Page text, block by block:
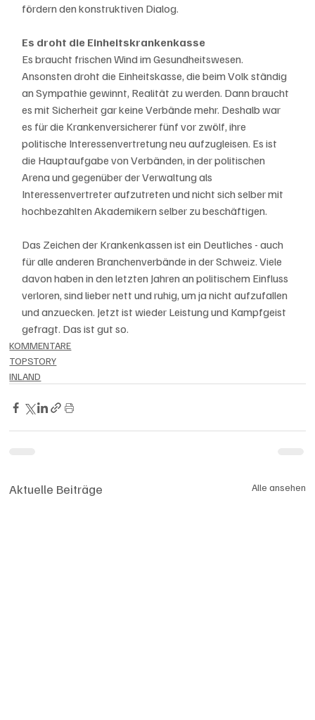
fördern den konstruktiven Dialog.
Es droht die Einheitskrankenkasse
Es braucht frischen Wind im Gesundheitswesen.
Ansonsten droht die Einheitskasse, die beim Volk ständig
an Sympathie gewinnt, Realität zu werden. Dann braucht
es mit Sicherheit gar keine Verbände mehr. Deshalb war
es für die Krankenversicherer fünf vor zwölf, ihre
politische Interessenvertretung neu aufzugleisen. Es ist
die Hauptaufgabe von Verbänden, in der politischen
Arena und gegenüber der Verwaltung als
Interessenvertreter aufzutreten und nicht sich selber mit
hochbezahlten Akademikern selber zu beschäftigen.
Das Zeichen der Krankenkassen ist ein Deutliches - auch
für alle anderen Branchenverbände in der Schweiz. Viele
davon haben in den letzten Jahren an politischem Einfluss
verloren, sind lieber nett und ruhig, um ja nicht aufzufallen
und anzuecken. Jetzt ist wieder Leistung und Kampfgeist
gefragt. Das ist gut so.
KOMMENTARE
TOPSTORY
INLAND
Aktuelle Beiträge Alle ansehen